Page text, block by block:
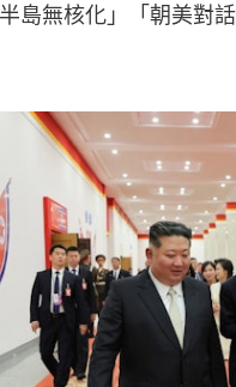
島無核化」「朝美對